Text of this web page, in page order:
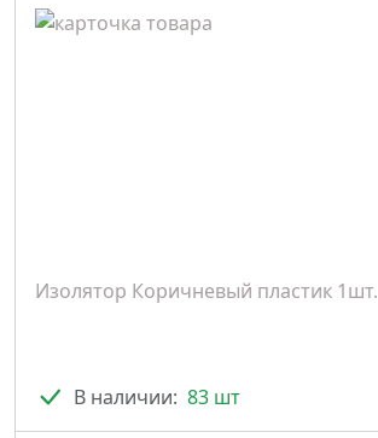
Изолятор Коричневый пластик 1шт.
В наличии: 83 шт